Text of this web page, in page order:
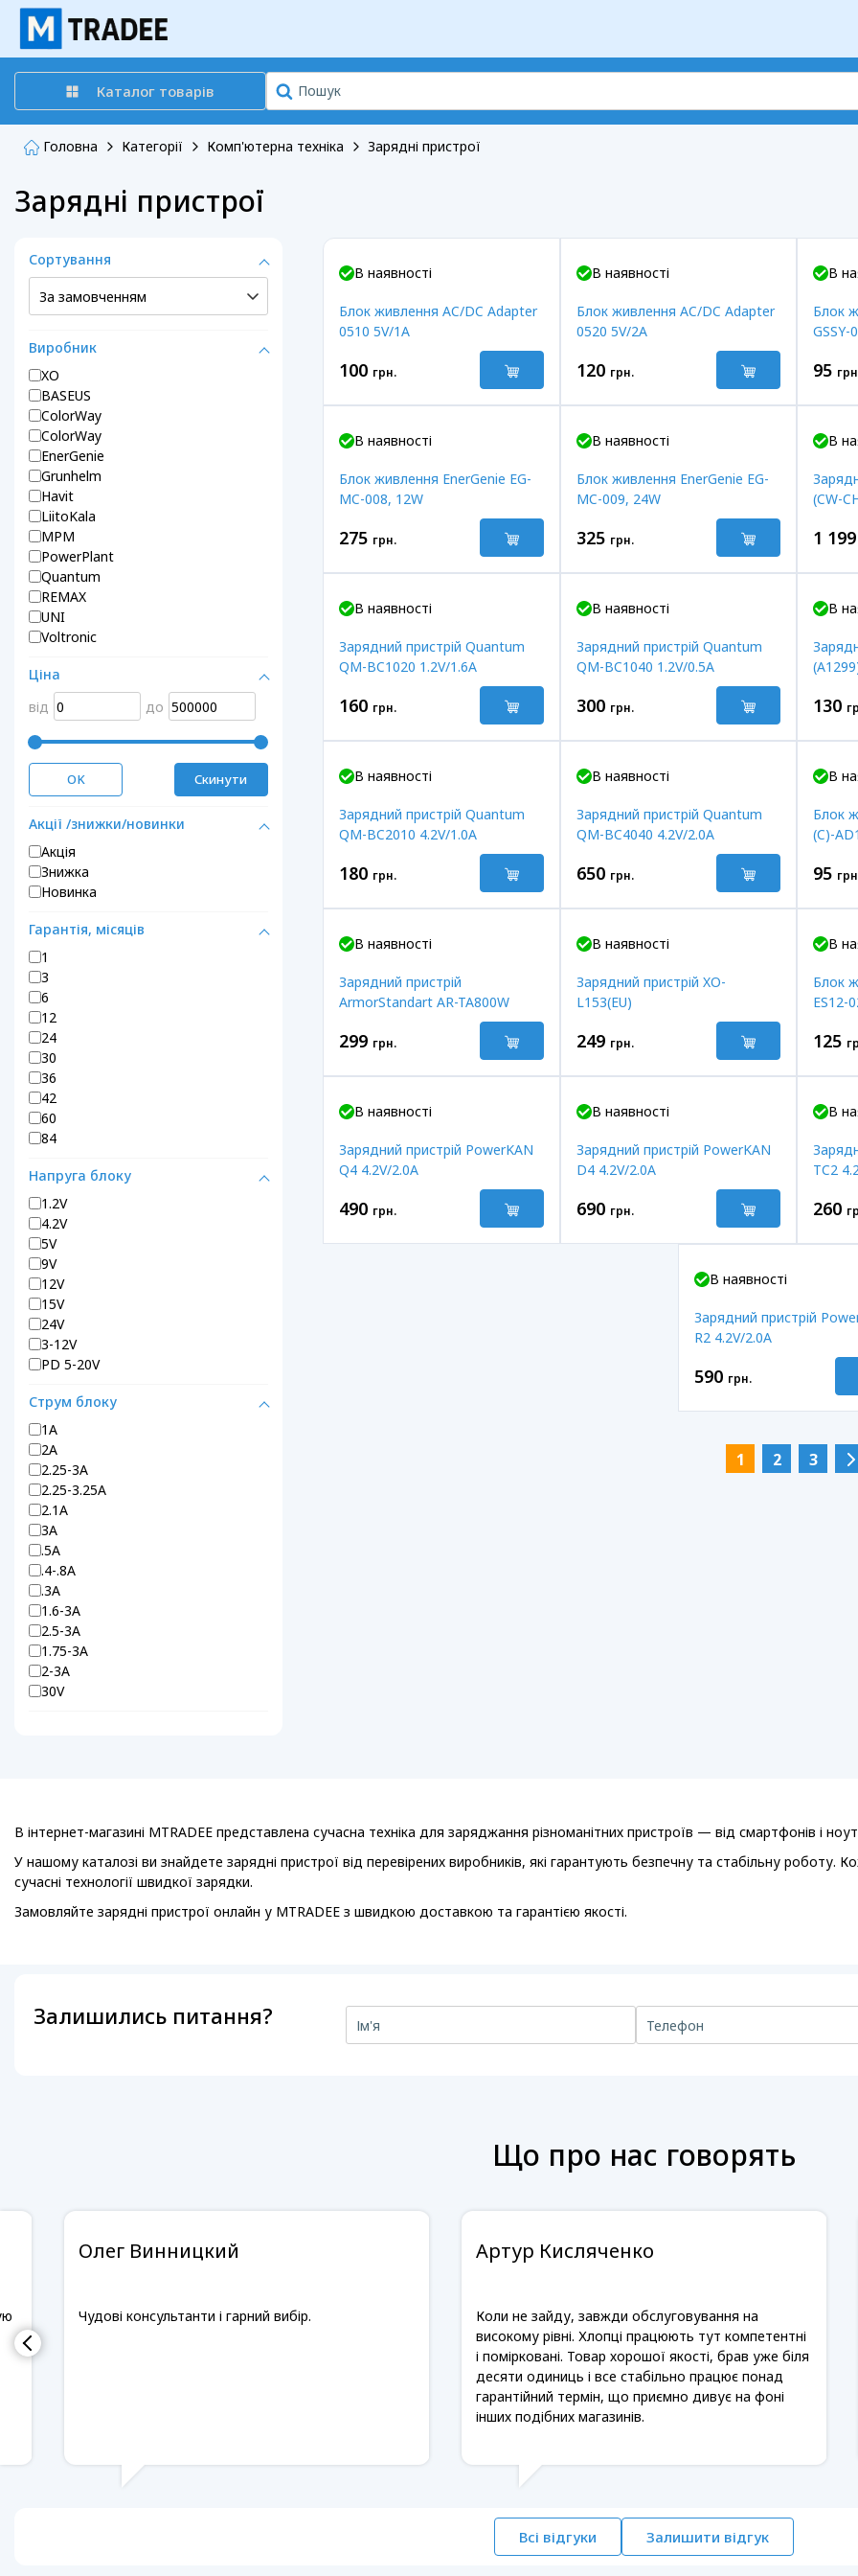
Каталог товарів
Головна Категорії Комп'ютерна техніка Зарядні пристрої
Зарядні пристрої
Сортування
Виробник
XO
BASEUS
ColorWay
ColorWay
EnerGenie
Grunhelm
Havit
LiitoKala
MPM
PowerPlant
Quantum
REMAX
UNI
Voltronic
Ціна
від
до
OK Скинути
Акції /знижки/новинки
Акція
Знижка
Новинка
Гарантія, місяців
1
3
6
12
24
30
36
42
60
84
Напруга блоку
1.2V
4.2V
5V
9V
12V
15V
24V
3-12V
PD 5-20V
Струм блоку
1А
2А
2.25-3A
2.25-3.25A
2.1А
3А
.5А
.4-.8А
.3А
1.6-3А
2.5-3А
1.75-3А
2-3А
30V
В наявності
Блок живлення AC/DC Adapter
0510 5V/1A
100 грн.
В наявності
Блок живлення AC/DC Adapter
0520 5V/2A
120 грн.
В
Блок
GSSY-
95
В наявності
Блок живлення EnerGenie EG-
MC-008, 12W
275 грн.
В наявності
Блок живлення EnerGenie EG-
MC-009, 24W
325 грн.
В
(CW-
1 199
В наявності
Зарядний пристрій Quantum
QM-BC1020 1.2V/1.6A
160 грн.
В наявності
Зарядний пристрій Quantum
QM-BC1040 1.2V/0.5A
300 грн.
В
130
В наявності
Зарядний пристрій Quantum
QM-BC2010 4.2V/1.0A
180 грн.
В наявності
Зарядний пристрій Quantum
QM-BC4040 4.2V/2.0A
650 грн.
В
Блок
(C)-
95
В наявності
Зарядний пристрій
ArmorStandart AR-TA800W
299 грн.
В наявності
Зарядний пристрій XO-
L153(EU)
249 грн.
В
Блок
ES12-
125
В наявності
Зарядний пристрій PowerKAN
Q4 4.2V/2.0A
490 грн.
В наявності
Зарядний пристрій PowerKAN
D4 4.2V/2.0A
690 грн.
В
TC2
260
В наявності
Зарядний пристрій
R2 4.2V/2.0A
590 грн.
1 2 3
В інтернет-магазині MTRADEE представлена сучасна техніка для заряджання різноманітних пристроїв — від смартфонів і
У нашому каталозі ви знайдете зарядні пристрої від перевірених виробників, які гарантують безпечну та стабільну роботу.
сучасні технології швидкої зарядки.
Замовляйте зарядні пристрої онлайн у MTRADEE з швидкою доставкою та гарантією якості.
Залишились питання?
Що про нас говорять
Олег Винницкий
Чудові консультанти і гарний вибір.
Артур Кисляченко
Коли не зайду, завжди обслуговування на
високому рівні. Хлопці працюють тут компетентні
і помірковані. Товар хорошої якості, брав уже біля
десяти одиниць і все стабільно працює понад
гарантійний термін, що приємно дивує на фоні
інших подібних магазинів.
Всі відгуки Залишити відгук